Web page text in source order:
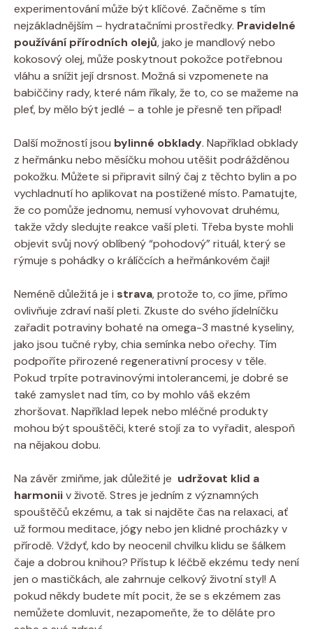
experimentování může být klíčové. Začněme s ⁢tím
nejzákladnějším – hydratačními prostředky.⁤ Pravidelné
používání přírodních ⁢olejů,⁤ jako je⁢ mandlový nebo
kokosový olej, může poskytnout ​pokožce potřebnou
vláhu a snížit její ​drsnost. Možná si⁣ vzpomenete na
babiččiny rady, které nám říkaly, že to, ⁢co se mažeme⁣ na
pleť, ⁣by mělo být‍ jedlé – ‌a tohle je přesně ten případ!
Další možností jsou bylinné obklady. Například obklady
z heřmánku nebo měsíčku mohou utěšit podrážděnou
pokožku. Můžete⁢ si⁣ připravit silný čaj z těchto bylin a po
vychladnutí ho aplikovat na postižené místo. Pamatujte,
že⁣ co pomůže ⁣jednomu, nemusí vyhovovat⁢ druhému,
takže vždy sledujte reakce vaší pleti. Třeba byste mohli
objevit svůj nový oblíbený “pohodový” rituál, který se
rýmuje s pohádky o králíčcích a heřmánkovém čaji!
Neméně důležitá je i⁣ strava, protože to, ⁢co jíme,⁤ přímo
ovlivňuje zdraví naší⁣ pleti. Zkuste ‍do svého jídelníčku‍
zařadit potraviny bohaté na omega-3⁢ mastné kyseliny,
jako ‍jsou tučné ryby, chia ‌semínka nebo ořechy. Tím
podpoříte přirozené regenerativní procesy v těle.
Pokud trpíte potravinovými intolerancemi, je dobré se
také⁣ zamyslet nad tím, co by mohlo váš ekzém
zhoršovat. Například lepek nebo mléčné produkty
mohou‌ být spouštěči, které stojí za​ to vyřadit, alespoň
na nějakou​ dobu.
Na závěr zmiňme, jak důležité je ⁣ udržovat klid a
harmoniiv životě. Stres​ je jedním z významných
spouštěčů ekzému, a tak si najděte čas na⁣ relaxaci, ať
už formou meditace,⁤ jógy nebo jen‌ klidné procházky v
přírodě. Vždyť, kdo by ⁤neocenil chvilku⁣ klidu se ‍šálkem
čaje a dobrou knihou? Přístup⁤ k léčbě ekzému tedy není
jen o mastičkách, ale⁢ zahrnuje celkový ⁢životní styl! A
pokud někdy budete mít ⁢pocit, že se s ekzémem zas
nemůžete domluvit, nezapomeňte, že to děláte pro